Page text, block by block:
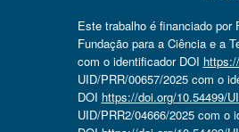
Este trabalho é financiado por
Fundação para a Ciência e a
com o identificador DOI
UID/PRR/00657/2025 com o
DOI https://doi.org/10.54499/
UID/PRR2/04666/2025 com o